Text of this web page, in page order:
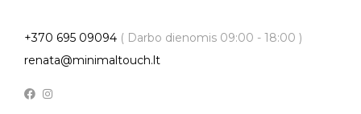
+370 695 09094 ( Darbo dienomis 09:00 - 18:00 )
renata@minimaltouch.lt